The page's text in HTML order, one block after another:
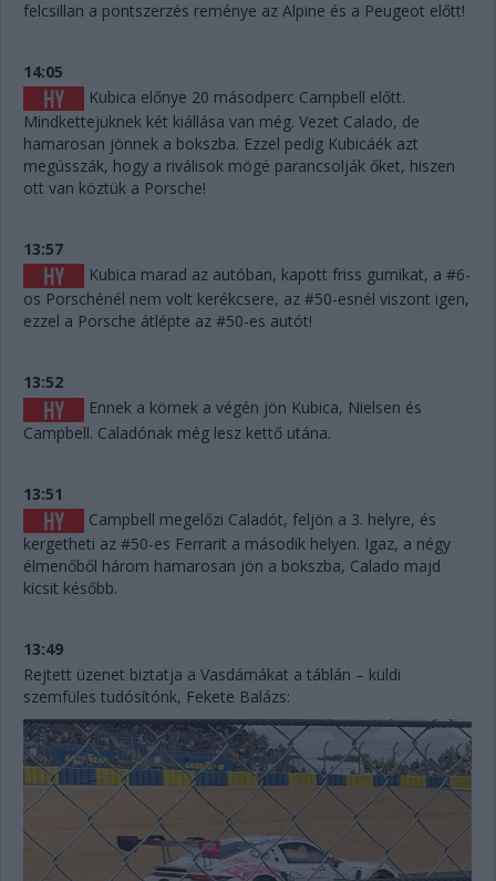
felcsillan a pontszerzés reménye az Alpine és a Peugeot előtt!
14:05
Kubica előnye 20 másodperc Campbell előtt.
Mindkettejüknek két kiállása van még. Vezet Calado, de
hamarosan jönnek a bokszba. Ezzel pedig Kubicáék azt
megússzák, hogy a riválisok mögé parancsolják őket, hiszen
ott van köztük a Porsche!
13:57
Kubica marad az autóban, kapott friss gumikat, a #6-
os Porschénél nem volt kerékcsere, az #50-esnél viszont igen,
ezzel a Porsche átlépte az #50-es autót!
13:52
Ennek a körnek a végén jön Kubica, Nielsen és
Campbell. Caladónak még lesz kettő utána.
13:51
Campbell megelőzi Caladót, feljön a 3. helyre, és
kergetheti az #50-es Ferrarit a második helyen. Igaz, a négy
élmenőből három hamarosan jön a bokszba, Calado majd
kicsit később.
13:49
Rejtett üzenet biztatja a Vasdámákat a táblán – küldi
szemfüles tudósítónk, Fekete Balázs: